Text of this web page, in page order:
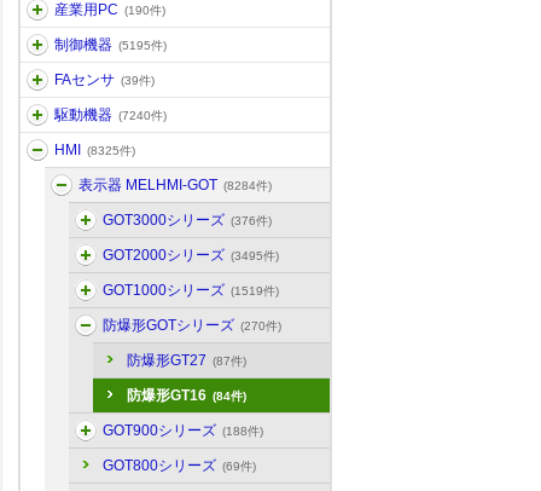
産業用PC (190件)
制御機器 (5195件)
FAセンサ (39件)
駆動機器 (7240件)
HMI (8325件)
表示器 MELHMI-GOT (8284件)
GOT3000シリーズ (376件)
GOT2000シリーズ (3495件)
GOT1000シリーズ (1519件)
防爆形GOTシリーズ (270件)
防爆形GT27 (87件)
防爆形GT16 (84件)
GOT900シリーズ (188件)
GOT800シリーズ (69件)